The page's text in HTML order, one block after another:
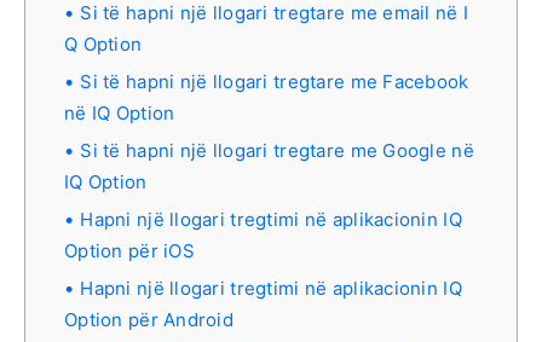
Si të hapni një llogari tregtare me email në I
Q Option
Si të hapni një llogari tregtare me Facebook
në IQ Option
Si të hapni një llogari tregtare me Google në
IQ Option
Hapni një llogari tregtimi në aplikacionin IQ
Option për iOS
Hapni një llogari tregtimi në aplikacionin IQ
Option për Android